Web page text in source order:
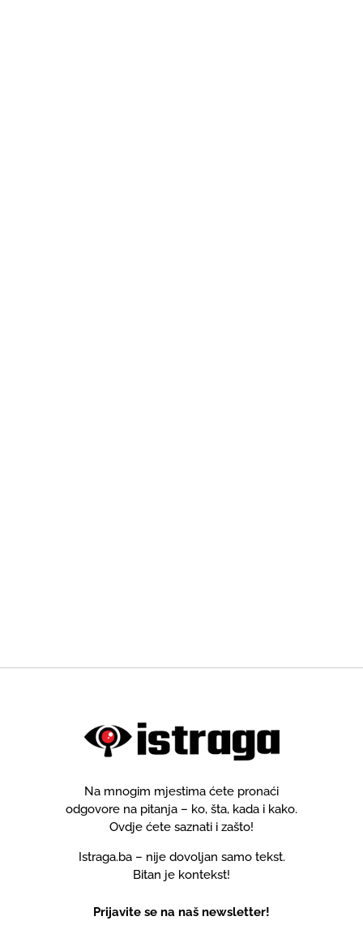
Na mnogim mjestima ćete pronaći
odgovore na pitanja – ko, šta, kada i kako.
Ovdje ćete saznati i zašto!
Istraga.ba – nije dovoljan samo tekst.
Bitan je kontekst!
Prijavite se na naš newsletter!